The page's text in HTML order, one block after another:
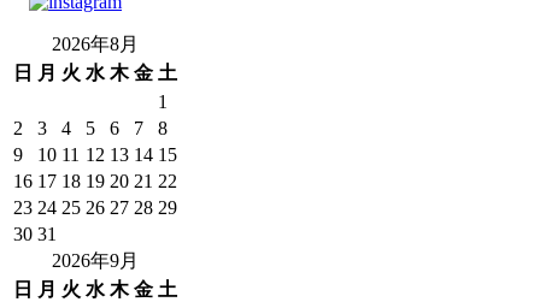
2026年8月
日
月 火 水 木 金 土
1
2
3 4 5 6 7
8
9
10 11 12 13 14 15
16 17 18 19 20 21 22
23 24 25 26 27 28 29
30 31
2026年9月
日
月 火 水 木 金 土